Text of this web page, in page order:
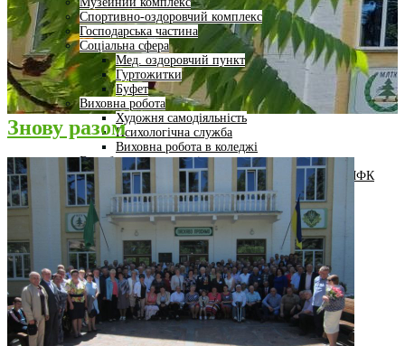
Спортивно-оздоровчий комплекс
Господарська частина
Соціальна сфера
Мед. оздоровчий пункт
Гуртожитки
Буфет
Виховна робота
Художня самодіяльність
Психологічна служба
Виховна робота в коледжі
Виробниче навчання і практики
Центр внутрішнього забезпечення якості освіти МФК
Академічна доброчесність
Кафедра
Завідувач кафедри
Науково-педагогічний склад
Вступнику
Науково-дослідницька робота
Освітній процес
Студентське життя
Комунікаційні зв’язки
База випускників
Робота зі стейкхолдерами
Знову разом